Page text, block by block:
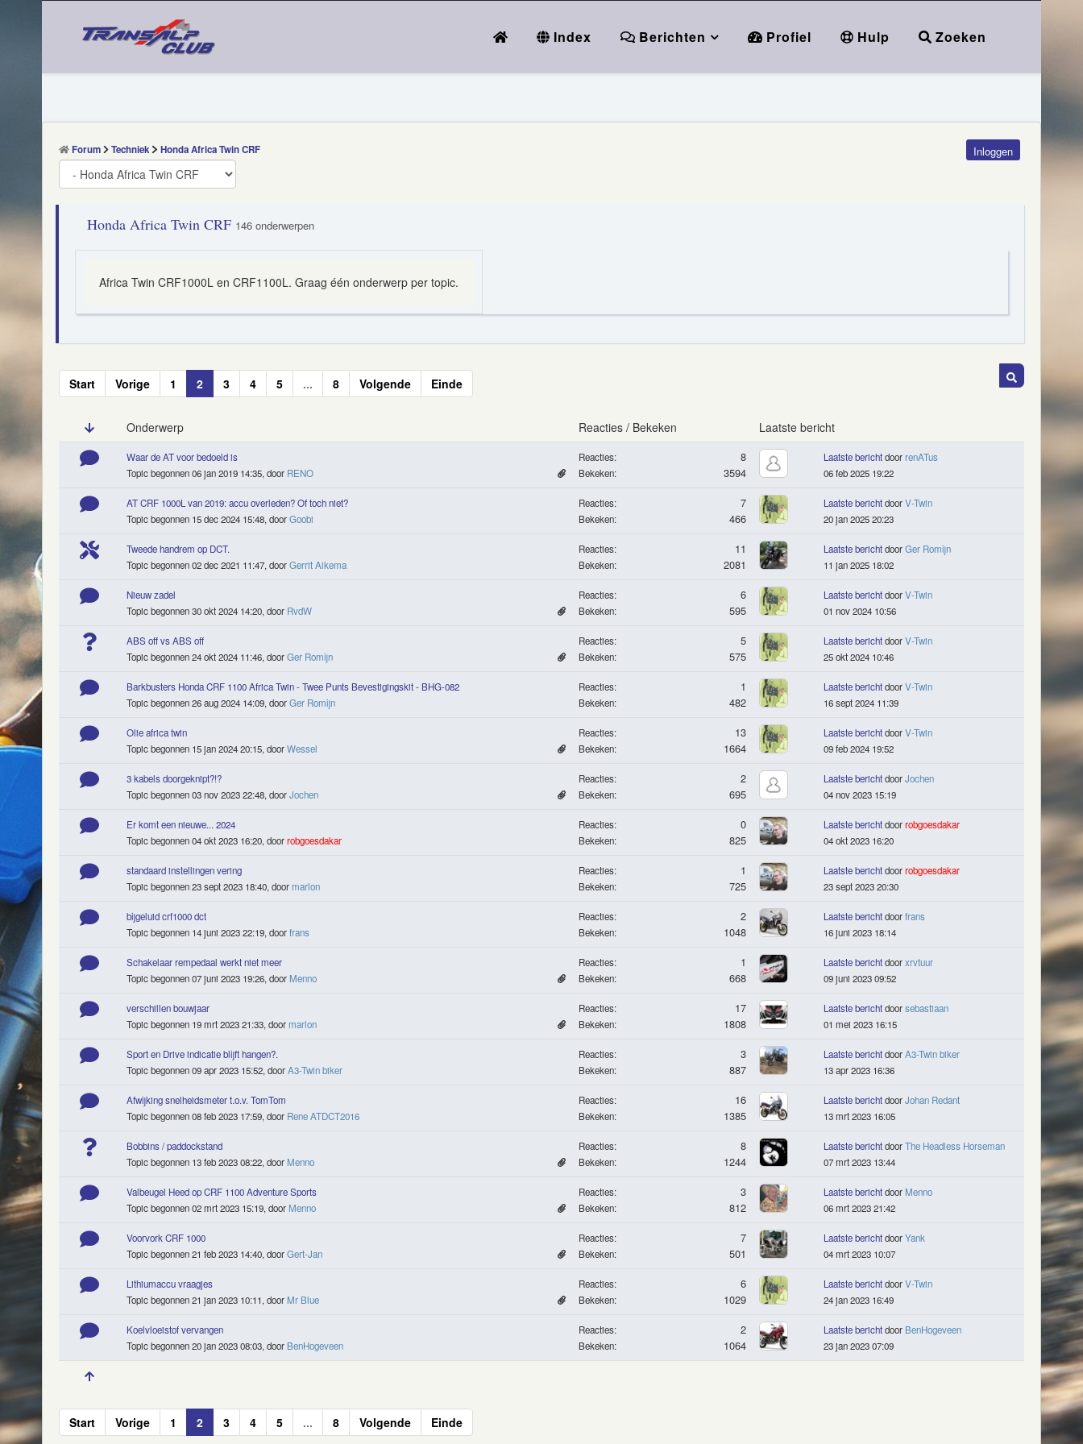
Index Berichten Profiel Hulp Zoeken
Inloggen
Forum Techniek Honda Africa Twin CRF
Honda Africa Twin CRF 146 onderwerpen
Africa Twin CRF1000L en CRF1100L. Graag één onderwerp per topic.
Start Vorige 1 2 3 4 5 ... 8 Volgende Einde
Onderwerp Reacties / Bekeken Laatste bericht
Waar de AT voor bedoeld is
Topic begonnen 06 jan 2019 14:35, door RENO
Reacties: 8
Bekeken: 3594
Laatste berichtdoorrenATus
06 feb 2025 19:22
AT CRF 1000L van 2019: accu overleden? Of toch niet?
Topic begonnen 15 dec 2024 15:48, doorGoobi
Reacties: 7
Bekeken: 466
Laatste berichtdoorV-Twin
20 jan 2025 20:23
Tweede handrem op DCT.
Topic begonnen 02 dec 2021 11:47, doorGerrit Aikema
Reacties: 11
Bekeken: 2081
Laatste berichtdoorGer Romijn
11 jan 2025 18:02
Nieuw zadel
Topic begonnen 30 okt 2024 14:20, door RvdW
Reacties: 6
Bekeken: 595
Laatste berichtdoorV-Twin
01 nov 2024 10:56
ABS off vs ABS off
Topic begonnen 24 okt 2024 11:46, doorGer Romijn
Reacties: 5
Bekeken: 575
Laatste berichtdoorV-Twin
25 okt 2024 10:46
Barkbusters Honda CRF 1100 Africa Twin - Twee Punts Bevestigingskit - BHG-082
Topic begonnen 26 aug 2024 14:09, doorGer Romijn
Reacties: 1
Bekeken: 482
Laatste berichtdoorV-Twin
16 sept 2024 11:39
Olie africa twin
Topic begonnen 15 jan 2024 20:15, doorWessel
Reacties: 13
Bekeken: 1664
Laatste berichtdoorV-Twin
09 feb 2024 19:52
3 kabels doorgeknipt?!?
Topic begonnen 03 nov 2023 22:48, doorJochen
Reacties: 2
Bekeken: 695
Laatste berichtdoorJochen
04 nov 2023 15:19
Er komt een nieuwe... 2024
Topic begonnen 04 okt 2023 16:20, doorrobgoesdakar
Reacties: 0
Bekeken: 825
Laatste berichtdoorrobgoesdakar
04 okt 2023 16:20
standaard instellingen vering
Topic begonnen 23 sept 2023 18:40, doormarlon
Reacties: 1
Bekeken: 725
Laatste berichtdoorrobgoesdakar
23 sept 2023 20:30
bijgeluid crf1000 dct
Topic begonnen 14 juni 2023 22:19, doorfrans
Reacties: 2
Bekeken: 1048
Laatste berichtdoorfrans
16 juni 2023 18:14
Schakelaar rempedaal werkt niet meer
Topic begonnen 07 juni 2023 19:26, door Menno
Reacties: 1
Bekeken: 668
Laatste berichtdoorxrvtuur
09 juni 2023 09:52
verschillen bouwjaar
Topic begonnen 19 mrt 2023 21:33, doormarlon
Reacties: 17
Bekeken: 1808
Laatste berichtdoorsebastiaan
01 mei 2023 16:15
Sport en Drive indicatie blijft hangen?.
Topic begonnen 09 apr 2023 15:52, doorA3-Twin biker
Reacties: 3
Bekeken: 887
Laatste berichtdoorA3-Twin biker
13 apr 2023 16:36
Afwijking snelheidsmeter t.o.v. TomTom
Topic begonnen 08 feb 2023 17:59, door Rene ATDCT2016
Reacties: 16
Bekeken: 1385
Laatste berichtdoorJohan Redant
13 mrt 2023 16:05
Bobbins / paddockstand
Topic begonnen 13 feb 2023 08:22, door Menno
Reacties: 8
Bekeken: 1244
Laatste berichtdoorThe Headless Horseman
07 mrt 2023 13:44
Valbeugel Heed op CRF 1100 Adventure Sports
Topic begonnen 02 mrt 2023 15:19, door Menno
Reacties: 3
Bekeken: 812
Laatste berichtdoor Menno
06 mrt 2023 21:42
Voorvork CRF 1000
Topic begonnen 21 feb 2023 14:40, doorGert-Jan
Reacties: 7
Bekeken: 501
Laatste berichtdoorYank
04 mrt 2023 10:07
Lithiumaccu vraagjes
Topic begonnen 21 jan 2023 10:11, door Mr Blue
Reacties: 6
Bekeken: 1029
Laatste berichtdoorV-Twin
24 jan 2023 16:49
Koelvloeistof vervangen
Topic begonnen 20 jan 2023 08:03, door BenHogeveen
Reacties: 2
Bekeken: 1064
Laatste berichtdoor BenHogeveen
23 jan 2023 07:09
Start Vorige 1 2 3 4 5 ... 8 Volgende Einde